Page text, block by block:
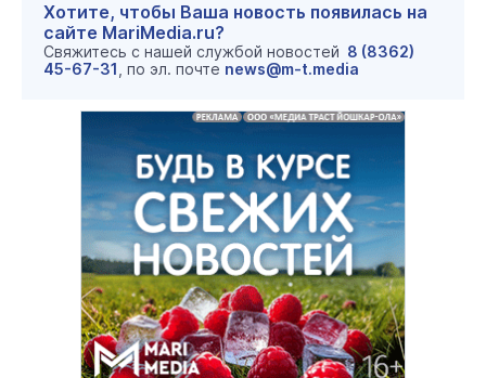
Хотите, чтобы Ваша новость появилась на
сайте MariMedia.ru?
Свяжитесь с нашей службой новостей 8 (8362)
45-67-31 , по эл. почте news@m-t.media